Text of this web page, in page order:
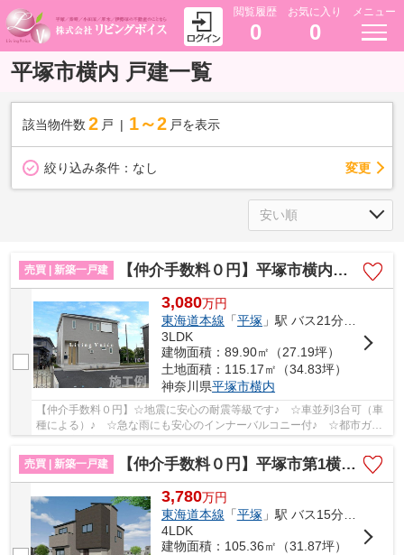
閲覧履歴
0
お気に入り
0
メニュー
平塚市横内 戸建一覧
該当物件数 2 戸 1～2 戸を表示
絞り込み条件： なし 変更
売買 | 新築一戸建 【仲介手数料０円】平塚市横内第29 新築一戸建て
3,080万円
東海道本線 「平塚 」駅 バス21分 「横内団地前」 停歩5分
3LDK
建物面積：89.90㎡（27.19坪）
土地面積：115.17㎡（34.83坪）
神奈川県平塚市横内
【仲介手数料０円】☆地震に安心の耐震等級です♪ ☆車並列3台可（車
種による）♪ ☆急な雨にも安心のインナーバルコニー付♪ ☆都市ガス♪
売買 | 新築一戸建
【仲介手数料０円】平塚市第1横内 新築一戸建て
3,780万円
東海道本線 「平塚」駅 バス15分 「横内団地前」 停歩4分
4LDK
建物面積：105.36㎡（31.87坪）